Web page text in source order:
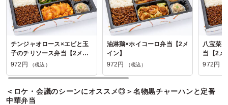
チンジャオロース×エビと玉
子のチリソース弁当【2メイ
ン】
972円 （税込）
油淋鶏×ホイコーロ弁当【2メ
イン】
972円
（税込）
八宝菜×
当【2メ
972円
＜ロケ・会議のシーンにオススメ◎＞名物黒チャーハンと定番
中華弁当